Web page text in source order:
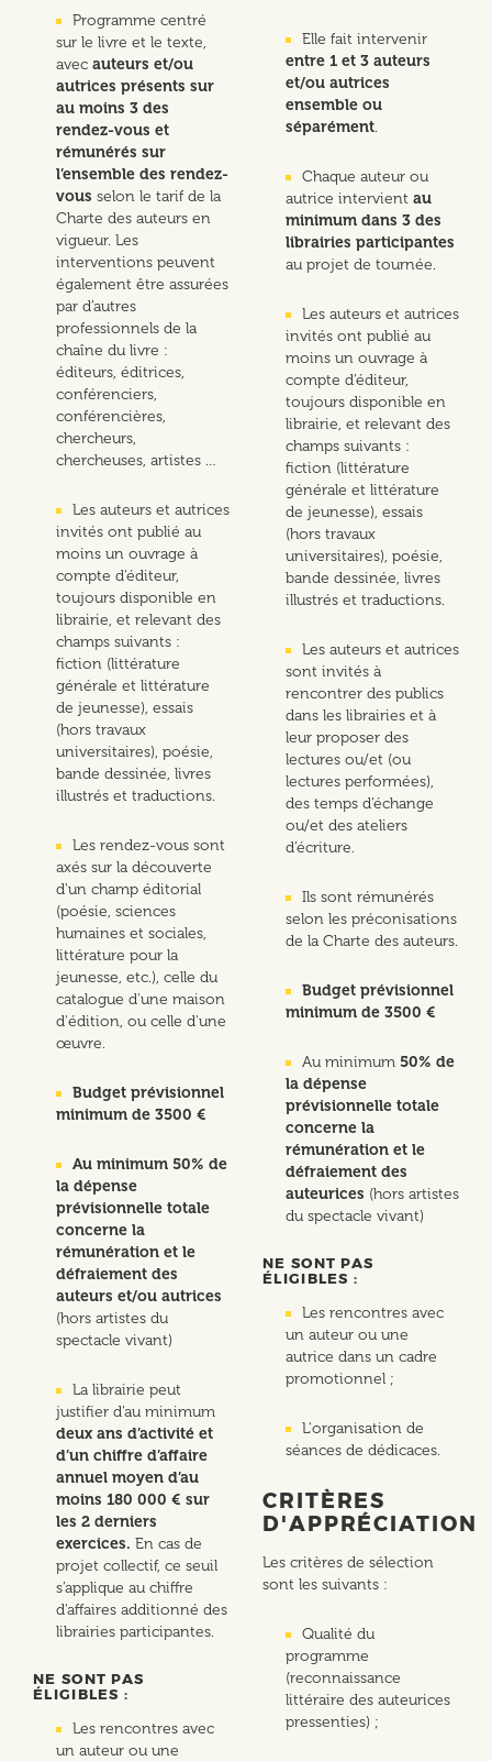
Programme centré
sur le livre et le texte,
avec auteurs et/ou
autrices présents sur
au moins 3 des
rendez-vous et
rémunérés sur
l’ensemble des rendez-
vous selon le tarif de la
Charte des auteurs en
vigueur. Les
interventions peuvent
également être assurées
par d’autres
professionnels de la
chaîne du livre :
éditeurs, éditrices,
conférenciers,
conférencières,
chercheurs,
chercheuses, artistes …
Les auteurs et autrices
invités ont publié au
moins un ouvrage à
compte d’éditeur,
toujours disponible en
librairie, et relevant des
champs suivants :
fiction (littérature
générale et littérature
de jeunesse), essais
(hors travaux
universitaires), poésie,
bande dessinée, livres
illustrés et traductions.
Les rendez-vous sont
axés sur la découverte
d'un champ éditorial
(poésie, sciences
humaines et sociales,
littérature pour la
jeunesse, etc.), celle du
catalogue d'une maison
d'édition, ou celle d'une
œuvre.
Budget prévisionnel
minimum de 3500 €
Au minimum 50% de
la dépense
prévisionnelle totale
concerne la
rémunération et le
défraiement des
auteurs et/ou autrices
(hors artistes du
spectacle vivant)
La librairie peut
justifier d’au minimum
deux ans d’activité et
d’un chiffre d’affaire
annuel moyen d’au
moins 180 000 € sur
les 2 derniers
exercices. En cas de
projet collectif, ce seuil
s’applique au chiffre
d'affaires additionné des
librairies participantes.
NE SONT PAS
ÉLIGIBLES :
Les rencontres avec
un auteur ou une
Elle fait intervenir
entre 1 et 3 auteurs
et/ou autrices
ensemble ou
séparément.
Chaque auteur ou
autrice intervient au
minimum dans 3 des
librairies participantes
au projet de tournée.
Les auteurs et autrices
invités ont publié au
moins un ouvrage à
compte d’éditeur,
toujours disponible en
librairie, et relevant des
champs suivants :
fiction (littérature
générale et littérature
de jeunesse), essais
(hors travaux
universitaires), poésie,
bande dessinée, livres
illustrés et traductions.
Les auteurs et autrices
sont invités à
rencontrer des publics
dans les librairies et à
leur proposer des
lectures ou/et (ou
lectures performées),
des temps d’échange
ou/et des ateliers
d’écriture.
Ils sont rémunérés
selon les préconisations
de la Charte des auteurs.
Budget prévisionnel
minimum de 3500 €
Au minimum 50% de
la dépense
prévisionnelle totale
concerne la
rémunération et le
défraiement des
auteurices (hors artistes
du spectacle vivant)
NE SONT PAS
ÉLIGIBLES :
Les rencontres avec
un auteur ou une
autrice dans un cadre
promotionnel ;
L'organisation de
séances de dédicaces.
CRITÈRES
D'APPRÉCIATION
Les critères de sélection
sont les suivants :
Qualité du
programme
(reconnaissance
littéraire des auteurices
pressenties) ;